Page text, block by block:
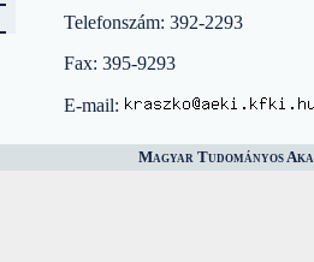
Telefonszám: 392-2293
Fax: 395-9293
E-mail:
Magyar Tudományos